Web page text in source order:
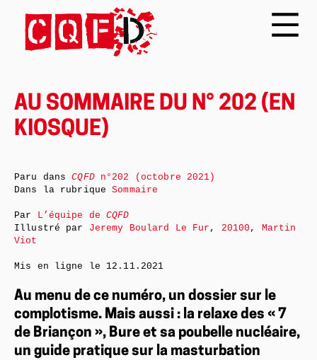
AU SOMMAIRE DU N° 202 (EN
KIOSQUE)
Au menu de ce numéro, un dossier sur le
complotisme. Mais aussi : la relaxe des « 7
de Briançon », Bure et sa poubelle nucléaire,
un guide pratique sur la masturbation
Paru dansCQFDn°202 (octobre 2021)
Dans la rubriqueSommaire
Par L’équipe deCQFD
Illustré par Jeremy Boulard Le Fur , 20100 , Martin
Viot
Mis en ligne le 12.11.2021